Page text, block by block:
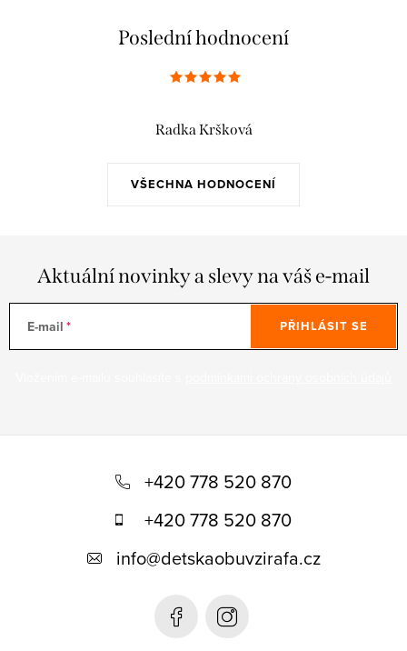
Poslední hodnocení
VŠECHNA HODNOCENÍ
Radka Kršková
Aktuální novinky a slevy na váš e-mail
E-mail PŘIHLÁSIT SE
+420 778 520 870
+420 778 520 870
info@detskaobuvzirafa.cz